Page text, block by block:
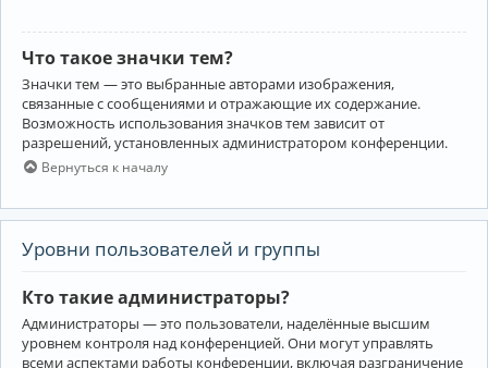
Что такое значки тем?
Значки тем — это выбранные авторами изображения,
связанные с сообщениями и отражающие их содержание.
Возможность использования значков тем зависит от
разрешений, установленных администратором конференции.
Вернуться к началу
Уровни пользователей и группы
Кто такие администраторы?
Администраторы — это пользователи, наделённые высшим
уровнем контроля над конференцией. Они могут управлять
всеми аспектами работы конференции, включая разграничение